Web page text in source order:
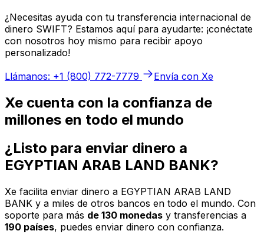
¿Necesitas ayuda con tu transferencia internacional de
dinero SWIFT? Estamos aquí para ayudarte: ¡conéctate
con nosotros hoy mismo para recibir apoyo
personalizado!
Llámanos: +1 (800) 772-7779
Envía con Xe
Xe cuenta con la confianza de
millones en todo el mundo
¿Listo para enviar dinero a
EGYPTIAN ARAB LAND BANK?
Xe facilita enviar dinero a EGYPTIAN ARAB LAND
BANK y a miles de otros bancos en todo el mundo. Con
soporte para más de 130 monedas y transferencias a
190 países, puedes enviar dinero con confianza.